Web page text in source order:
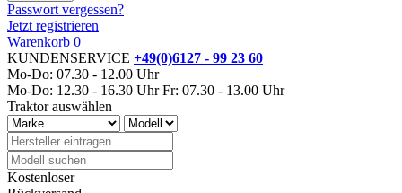
Passwort vergessen?
Jetzt registrieren
Warenkorb 0
KUNDENSERVICE +49(0)6127 - 99 23 60
Mo-Do: 07.30 - 12.00 Uhr
Mo-Do: 12.30 - 16.30 Uhr Fr: 07.30 - 13.00 Uhr
Traktor auswählen
Kostenloser